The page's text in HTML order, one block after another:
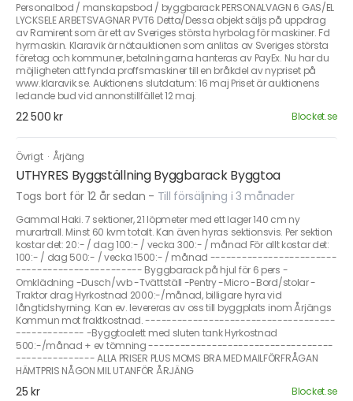
Personalbod / manskapsbod / byggbarack PERSONALVAGN 6 GAS/EL
LYCKSELE ARBETSVAGNAR PVT6 Detta/Dessa objekt säljs på uppdrag
av Ramirent som är ett av Sveriges största hyrbolag för maskiner. Fd
hyrmaskin. Klaravik är nätauktionen som anlitas av Sveriges största
företag och kommuner, betalningarna hanteras av PayEx. Nu har du
möjligheten att fynda proffsmaskiner till en bråkdel av nypriset på
www.klaravik.se. Auktionens slutdatum: 16 maj Priset är auktionens
ledande bud vid annonstillfället 12 maj.
22 500 kr Blocket.se
Övrigt · Årjäng
UTHYRES Byggställning Byggbarack Byggtoa
Togs bort för 12 år sedan - Till försäljning i 3 månader
Gammal Haki. 7 sektioner, 21 löpmeter med ett lager 140 cm ny
murartrall. Minst 60 kvm totalt. Kan även hyras sektionsvis. Per sektion
kostar det: 20:- / dag 100:- / vecka 300:- / månad För allt kostar det:
100:- / dag 500:- / vecka 1500:- / månad ------------------------
------------------------ Byggbarack på hjul för 6 pers -
Omklädning -Dusch/vvb -Tvättställ -Pentry -Micro -Bord/stolar -
Traktor drag Hyrkostnad 2000:-/månad, billigare hyra vid
långtidshyrning. Kan ev. levereras av oss till byggplats inom Årjängs
Kommun mot fraktkostnad. ------------------------------------
------------- -Byggtoalett med sluten tank Hyrkostnad
500:-/månad + ev tömning -----------------------------------
--------------- ALLA PRISER PLUS MOMS BRA MED MAILFÖRFRÅGAN
HÄMTPRIS NÅGON MIL UTANFÖR ÅRJÄNG
25 kr Blocket.se